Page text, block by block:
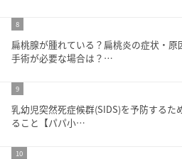
8
扁桃腺が腫れている？扁桃炎の症状・原
手術が必要な場合は？…
9
乳幼児突然死症候群(SIDS)を予防するた
ること【パパ小…
10